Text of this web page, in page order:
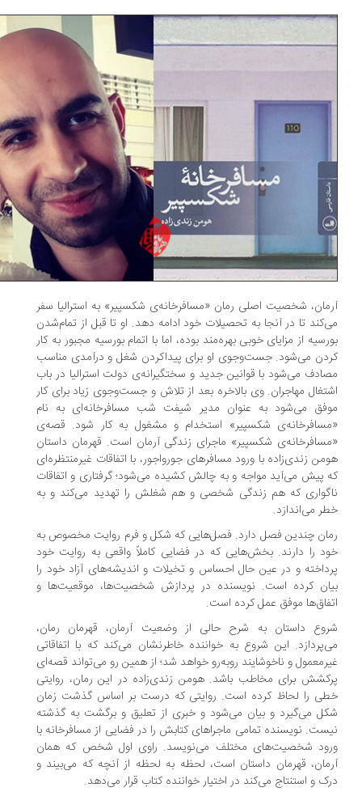
شخصیت اصلی رمان «مسافرخانه‌ی شکسپیر» به استرالیا سفر
تا در آنجا به تحصیلات خود ادامه دهد. او تا قبل از تمام‌شدن
از مزایای خوبی بهره‌مند بوده، اما با اتمام بورسیه مجبور به کار
می‌شود. جست‌وجوی او برای پیداکردن شغل و درآمدی مناسب
می‌شود با قوانین جدید و سختگیرانه‌ی دولت استرالیا در باب
مهاجران. وی بالاخره بعد از تلاش و جست‌وجوی زیاد برای کار
می‌شود به عنوان مدیر شیفت شب مسافرخانه‌ای به نام
شکسپیر» استخدام و مشغول به کار شود. قصه‌ی
شکسپیر» ماجرای زندگی آرمان است. قهرمان داستان
زندی‌زاده با ورود مسافرهای جورواجور، با اتفاقات غیرمنتظره‌ای
پیش می‌آید مواجه و به چالش کشیده می‌شود؛ گرفتاری و اتفاقات
که هم زندگی شخصی و هم شغلش را تهدید می‌کند و به
می‌اندازد.
چندین فصل دارد. فصل‌هایی که شکل و فرم روایت مخصوص به
را دارند. بخش‌هایی که در فضایی کاملاً واقعی به روایت خود
و در عین حال احساس و تخیلات و اندیشه‌های آزاد خود را
کرده است. نویسنده در پردازش شخصیت‌ها، موقعیت‌ها و
موفق عمل کرده است.
داستان به شرح حالی از وضعیت آرمان، قهرمان رمان،
این شروع به خواننده خاطرنشان می‌کند که با اتفاقاتی
و ناخوشایند روبه‌رو خواهد شد؛ از همین رو می‌تواند قصه‌ای
برای مخاطب باشد. هومن زندی‌زاده در این رمان، روایتی
را لحاظ کرده است. روایتی که درست بر اساس گذشت زمان
می‌گیرد و بیان می‌شود و خبری از تعلیق و برگشت به گذشته‌
نویسنده تمامی ماجراهای کتابش را در فضایی از مسافرخانه با
شخصیت‌های مختلف می‌نویسد. راوی اول شخص که همان
قهرمان داستان است، لحظه به لحظه از آنچه که می‌بیند و
و استنتاج می‌کند در اختیار خواننده کتاب قرار می‌دهد.